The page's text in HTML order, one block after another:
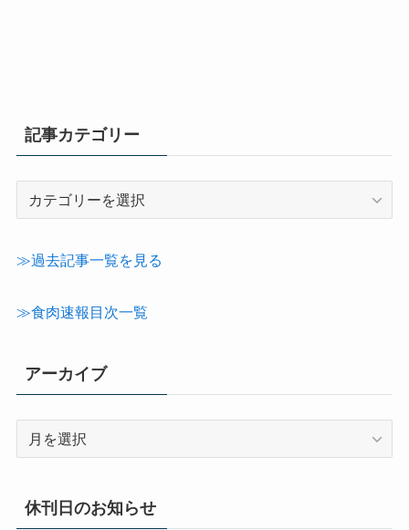
記事カテゴリー
テ
≫過去記事一覧を見る
≫食肉速報目次一覧
アーカイブ
イ
ブ
休刊日のお知らせ